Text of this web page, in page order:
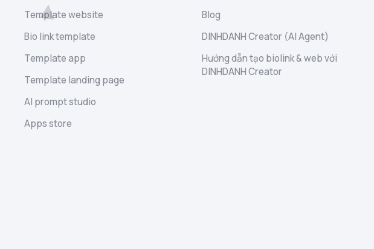
Template website
Bio link template
Template app
Template landing page
AI prompt studio
Apps store
Blog
DINHDANH Creator (AI Agent)
Hướng dẫn tạo biolink & web với
DINHDANH Creator